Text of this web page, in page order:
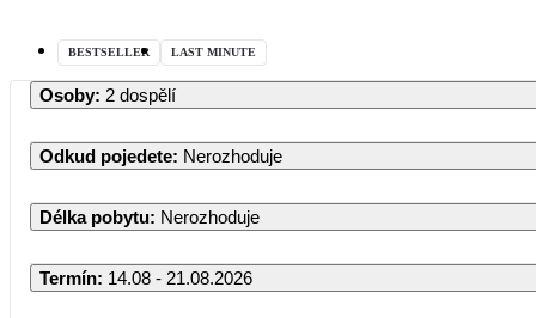
BESTSELLER LAST MINUTE
Osoby: 2 dospělí
Odkud pojedete: Nerozhoduje
Délka pobytu: Nerozhoduje
Termín: 14.08 - 21.08.2026